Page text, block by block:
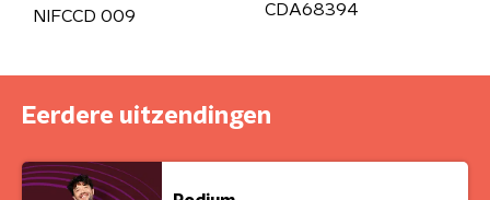
NIFCCD 009
CDA68394
Eerdere uitzendingen